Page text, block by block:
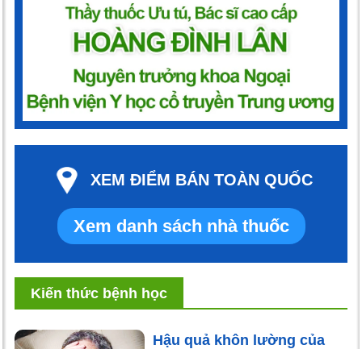
XEM ĐIỂM BÁN TOÀN QUỐC
Xem danh sách nhà thuốc
Kiến thức bệnh học
Hậu quả khôn lường của